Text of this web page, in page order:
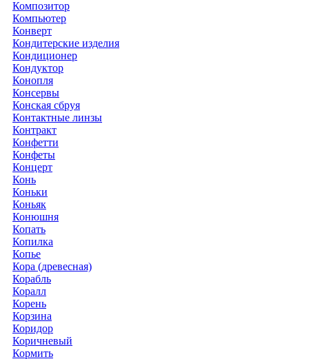
Композитор
Компьютер
Конверт
Кондитерские изделия
Кондиционер
Кондуктор
Конопля
Консервы
Конская сбруя
Контактные линзы
Контракт
Конфетти
Конфеты
Концерт
Конь
Коньки
Коньяк
Конюшня
Копать
Копилка
Копье
Кора (древесная)
Корабль
Коралл
Корень
Корзина
Коридор
Коричневый
Кормить